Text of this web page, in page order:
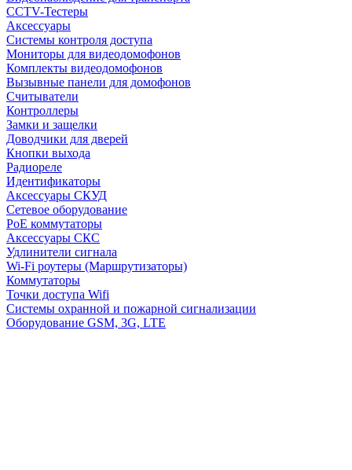
CCTV-Тестеры
Аксессуары
Системы контроля доступа
Мониторы для видеодомофонов
Комплекты видеодомофонов
Вызывные панели для домофонов
Считыватели
Контроллеры
Замки и защелки
Доводчики для дверей
Кнопки выхода
Радиореле
Идентификаторы
Аксессуары СКУД
Сетевое оборудование
PoE коммутаторы
Аксессуары СКС
Удлинители сигнала
Wi-Fi роутеры (Маршрутизаторы)
Коммутаторы
Точки доступа Wifi
Системы охранной и пожарной сигнализации
Оборудование GSM, 3G, LTE